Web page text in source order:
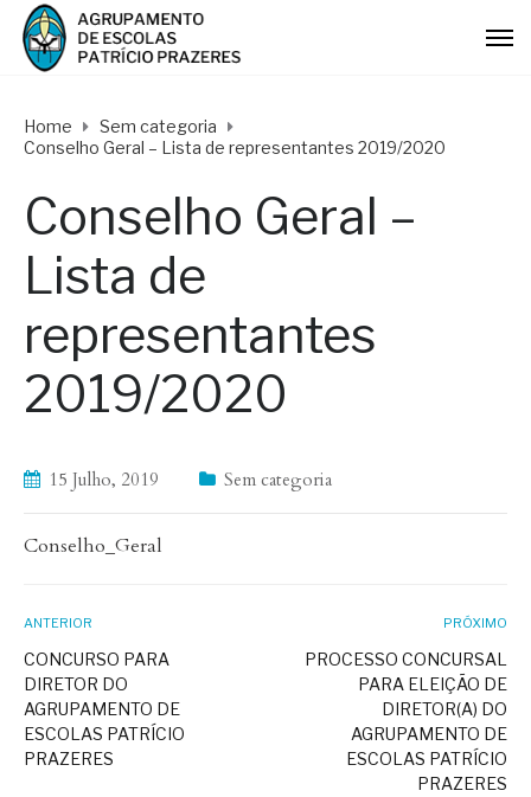
Home
Sem categoria
Conselho Geral – Lista de representantes 2019/2020
Conselho Geral –
Lista de
representantes
2019/2020
15 Julho, 2019 Sem categoria
Conselho_Geral
ANTERIOR
CONCURSO PARA
DIRETOR DO
AGRUPAMENTO DE
ESCOLAS PATRÍCIO
PRAZERES
PRÓXIMO
PROCESSO CONCURSAL
PARA ELEIÇÃO DE
DIRETOR(A) DO
AGRUPAMENTO DE
ESCOLAS PATRÍCIO
PRAZERES